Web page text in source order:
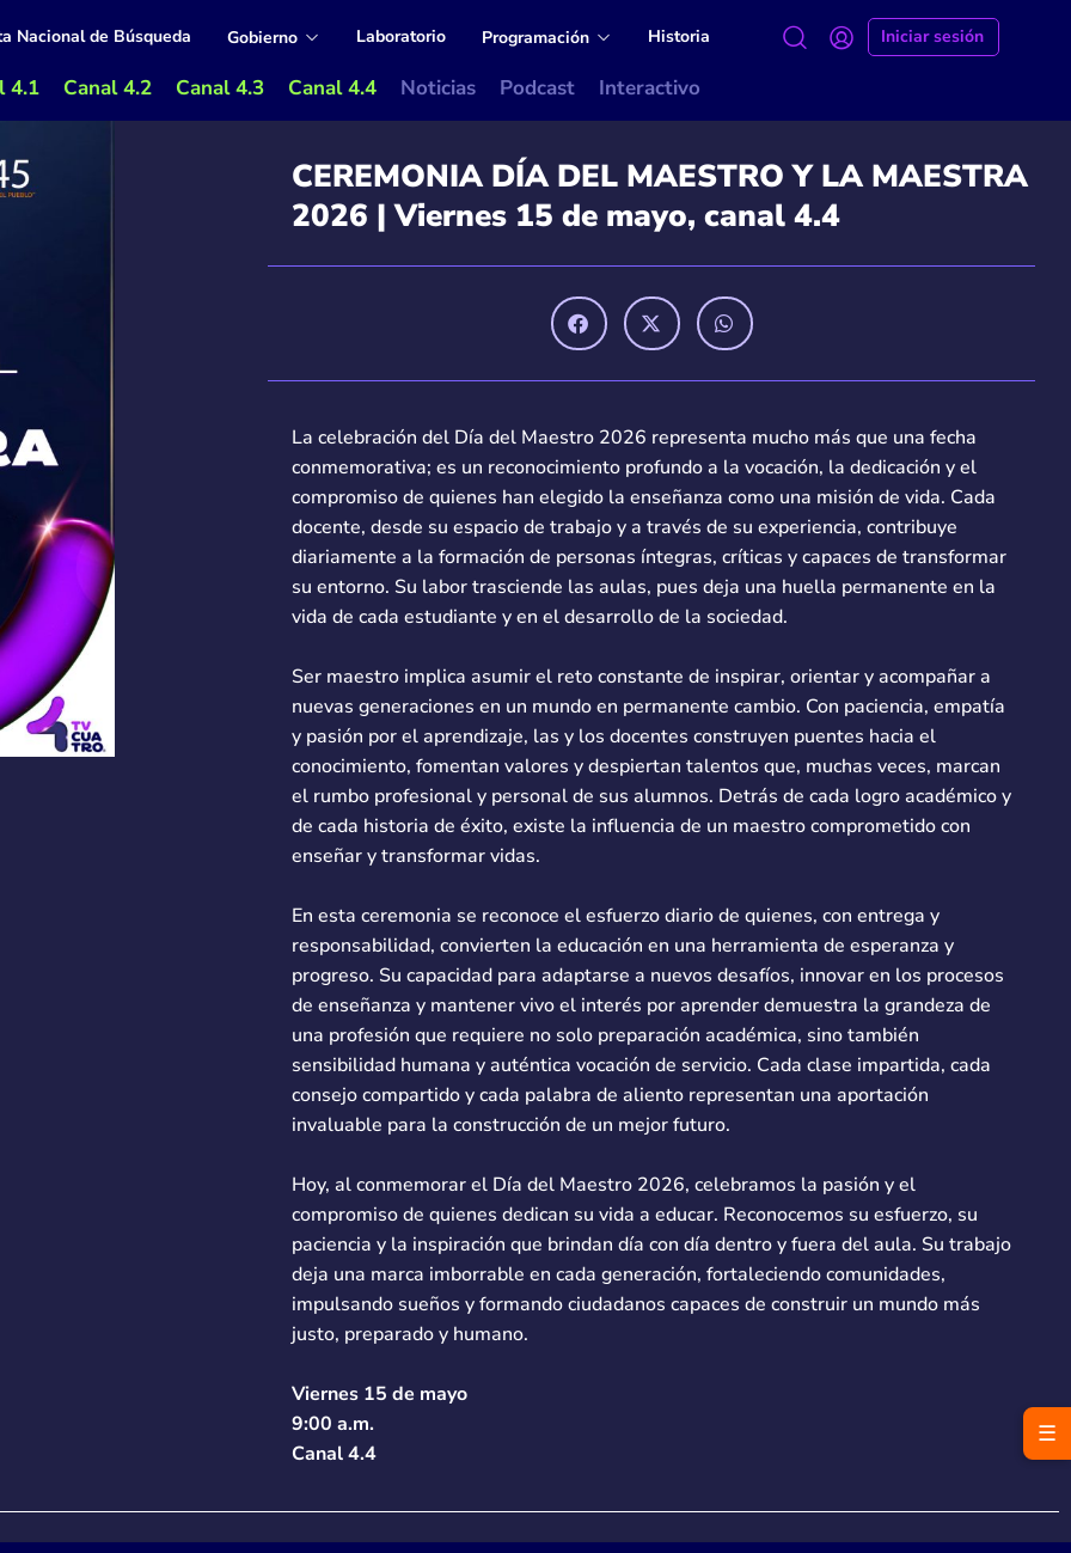
Nacional de Búsqueda Gobierno Laboratorio Programación Historia Iniciar sesión
4.1 Canal 4.2 Canal 4.3 Canal 4.4 Noticias Podcast Interactivo
CEREMONIA DÍA DEL MAESTRO Y LA MAESTRA
2026 | Viernes 15 de mayo, canal 4.4
La celebración del Día del Maestro 2026 representa mucho más que una fecha
conmemorativa; es un reconocimiento profundo a la vocación, la dedicación y el
compromiso de quienes han elegido la enseñanza como una misión de vida. Cada
docente, desde su espacio de trabajo y a través de su experiencia, contribuye
diariamente a la formación de personas íntegras, críticas y capaces de transformar
su entorno. Su labor trasciende las aulas, pues deja una huella permanente en la
vida de cada estudiante y en el desarrollo de la sociedad.
Ser maestro implica asumir el reto constante de inspirar, orientar y acompañar a
nuevas generaciones en un mundo en permanente cambio. Con paciencia, empatía
y pasión por el aprendizaje, las y los docentes construyen puentes hacia el
conocimiento, fomentan valores y despiertan talentos que, muchas veces, marcan
el rumbo profesional y personal de sus alumnos. Detrás de cada logro académico y
de cada historia de éxito, existe la influencia de un maestro comprometido con
enseñar y transformar vidas.
En esta ceremonia se reconoce el esfuerzo diario de quienes, con entrega y
responsabilidad, convierten la educación en una herramienta de esperanza y
progreso. Su capacidad para adaptarse a nuevos desafíos, innovar en los procesos
de enseñanza y mantener vivo el interés por aprender demuestra la grandeza de
una profesión que requiere no solo preparación académica, sino también
sensibilidad humana y auténtica vocación de servicio. Cada clase impartida, cada
consejo compartido y cada palabra de aliento representan una aportación
invaluable para la construcción de un mejor futuro.
Hoy, al conmemorar el Día del Maestro 2026, celebramos la pasión y el
compromiso de quienes dedican su vida a educar. Reconocemos su esfuerzo, su
paciencia y la inspiración que brindan día con día dentro y fuera del aula. Su trabajo
deja una marca imborrable en cada generación, fortaleciendo comunidades,
impulsando sueños y formando ciudadanos capaces de construir un mundo más
justo, preparado y humano.
Viernes 15 de mayo
9:00 a.m.
Canal 4.4
☰